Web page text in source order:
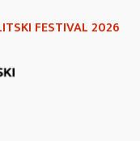
FESTIVAL 2026